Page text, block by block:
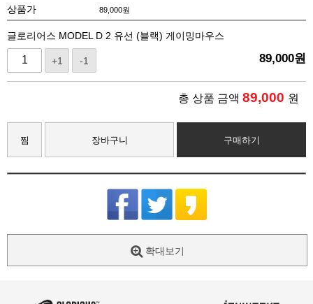
상품가 89,000원
글로리어스 MODEL D 2 유선 (블랙) 게이밍마우스
+1 -1 89,000원
총 상품 금액 89,000 원
찜 장바구니 구매하기
확대보기